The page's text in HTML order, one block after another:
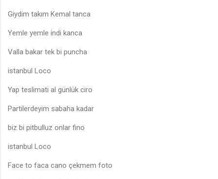
Giydim takım Kemal tanca
Yemle yemle indi kanca
Valla bakar tek bi puncha
istanbul Loco
Yap teslimati al günlük ciro
Partilerdeyim sabaha kadar
biz bi pitbulluz onlar fino
istanbul Loco
Face to faca cano çekmem foto